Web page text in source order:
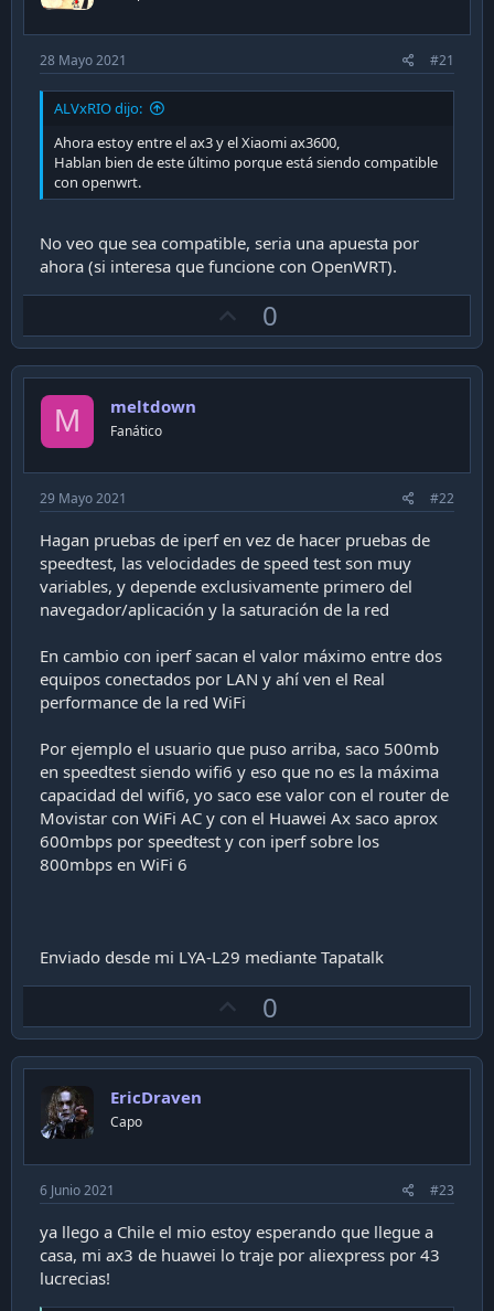
28 Mayo 2021 #21
ALVxRIO dijo:
Ahora estoy entre el ax3 y el Xiaomi ax3600,
Hablan bien de este último porque está siendo compatible
con openwrt.
No veo que sea compatible, seria una apuesta por
ahora (si interesa que funcione con OpenWRT).
p
v
0
M meltdown
Fanático
29 Mayo 2021 #22
Hagan pruebas de iperf en vez de hacer pruebas de
speedtest, las velocidades de speed test son muy
variables, y depende exclusivamente primero del
navegador/aplicación y la saturación de la red
En cambio con iperf sacan el valor máximo entre dos
equipos conectados por LAN y ahí ven el Real
performance de la red WiFi
Por ejemplo el usuario que puso arriba, saco 500mb
en speedtest siendo wifi6 y eso que no es la máxima
capacidad del wifi6, yo saco ese valor con el router de
Movistar con WiFi AC y con el Huawei Ax saco aprox
600mbps por speedtest y con iperf sobre los
800mbps en WiFi 6
Enviado desde mi LYA-L29 mediante Tapatalk
p
v
0
EricDraven
Capo
6 Junio 2021 #23
ya llego a Chile el mio estoy esperando que llegue a
casa, mi ax3 de huawei lo traje por aliexpress por 43
lucrecias!